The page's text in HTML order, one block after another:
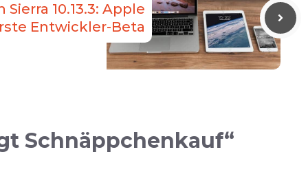
Sierra 10.13.3: Apple
Entwickler-Beta
Schnäppchenkauf“